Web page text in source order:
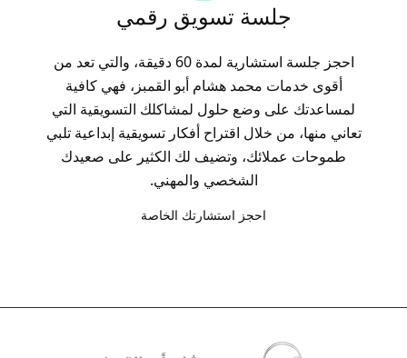
جلسة تسويق رقمي
احجز جلسة استشارية لمدة 60 دقيقة، والتي تعد من
أقوى خدمات محمد هشام أبو القمبز، فهي كافية
لمساعدتك على وضع حلول لمشاكلك التسويقية التي
تعاني منها، من خلال اقتراح أفكار تسويقية إبداعية تلبي
طموحات عملائك، وتضيف لك الكثير على صعيدك
الشخصي والمهني.
احجز استشارتك الخاصة